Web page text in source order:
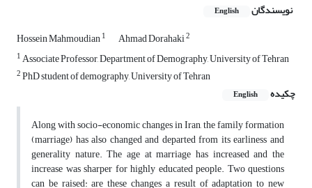
نویسندگان English
Hossein Mahmoudian1 Ahmad Dorahaki2
1Associate Professor, Department of Demography, University of Tehran
2PhD student of demography, University of Tehran
چکیده
English
Along with socio-economic changes in Iran, the family formation
(marriage) has also changed and departed from its earliness and
generality nature. The age at marriage has increased and the
increase was sharper for highly educated people. Two questions
can be raised: are these changes a result of adaptation to new